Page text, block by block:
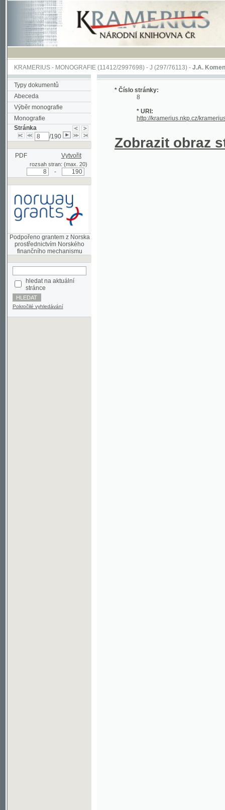
KRAMERIUS-MONOGRAFIE(11412/2997698) -J (297/76113)-J.A. Komenského
Typy dokumentů
Abeceda
Výběr monografie
Monografie
Stránka
/190
PDF Vytvořit
rozsah stran: (max. 20)
Podpořeno grantem z Norska
prostřednictvím Norského
hledat na aktuální
stránce
Pokročilé vyhledávání
* Číslo stránky:
8
* URI:
http://kramerius.nkp.cz/kramerius/